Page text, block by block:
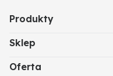
Produkty
Sklep
Oferta